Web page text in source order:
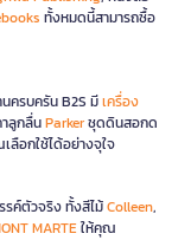
ทั้งหมดนี้สามารถซื้อ
ครบครัน B2S มีเครื่อง
ลูกลื่นParkerชุดดินสอกด
ลือกใช้ได้อย่างจุใจ
รค์ตัวจริง ทั้งสีไม้Colleen,
MARTEให้คุณ